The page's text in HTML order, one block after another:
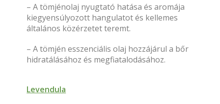
– A tömjénolaj nyugtató hatása és aromája
kiegyensúlyozott hangulatot és kellemes
általános közérzetet teremt.
– A tömjén esszenciális olaj hozzájárul a bőr
hidratálásához és megfiatalodásához.
Levendula